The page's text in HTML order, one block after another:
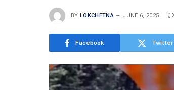
BY LOKCHETNA JUNE 6, 2025
Facebook Twitter